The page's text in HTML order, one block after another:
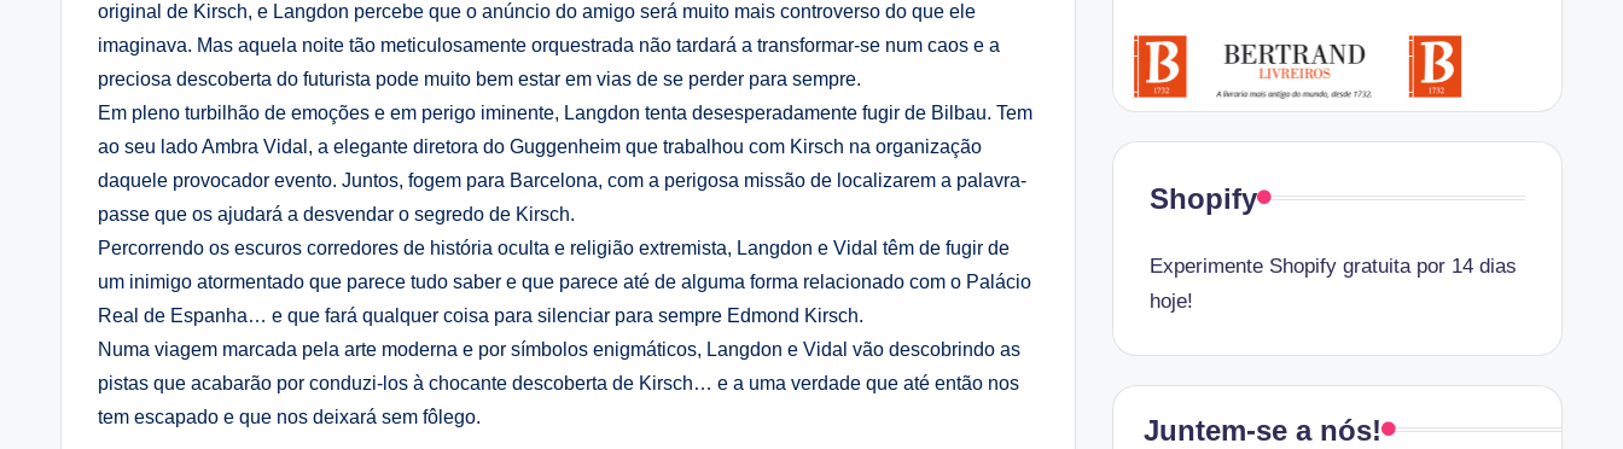
original de Kirsch, e Langdon percebe que o anúncio do amigo será muito mais controverso do que ele
imaginava. Mas aquela noite tão meticulosamente orquestrada não tardará a transformar-se num caos e a
preciosa descoberta do futurista pode muito bem estar em vias de se perder para sempre.
Em pleno turbilhão de emoções e em perigo iminente, Langdon tenta desesperadamente fugir de Bilbau. Tem
ao seu lado Ambra Vidal, a elegante diretora do Guggenheim que trabalhou com Kirsch na organização
daquele provocador evento. Juntos, fogem para Barcelona, com a perigosa missão de localizarem a palavra-
passe que os ajudará a desvendar o segredo de Kirsch.
Percorrendo os escuros corredores de história oculta e religião extremista, Langdon e Vidal têm de fugir de
um inimigo atormentado que parece tudo saber e que parece até de alguma forma relacionado com o Palácio
Real de Espanha… e que fará qualquer coisa para silenciar para sempre Edmond Kirsch.
Numa viagem marcada pela arte moderna e por símbolos enigmáticos, Langdon e Vidal vão descobrindo as
pistas que acabarão por conduzi-los à chocante descoberta de Kirsch… e a uma verdade que até então nos
tem escapado e que nos deixará sem fôlego.
Shopify
Experimente Shopify gratuita por 14 dias
hoje!
Juntem-se a nós!